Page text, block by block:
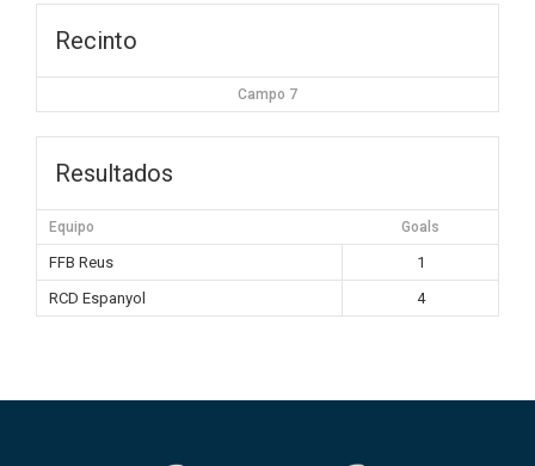
Recinto
Campo 7
Resultados
Equipo Goals
FFB Reus
1
RCD Espanyol
4